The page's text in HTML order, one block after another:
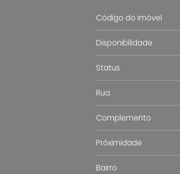
Código do imóvel
Disponibilidade
Status
Rua
Complemento
Próximidade
Bairro